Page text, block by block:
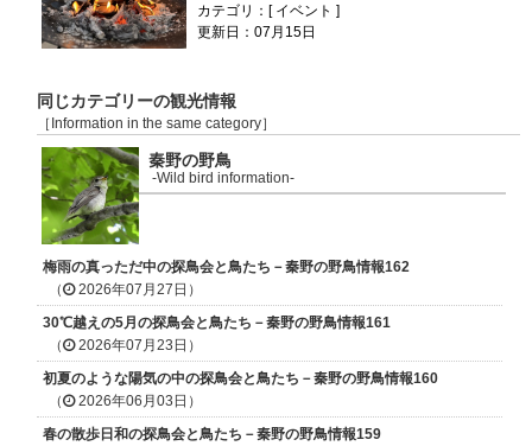
カテゴリ：[ イベント ]
更新日：07月15日
同じカテゴリーの観光情報
［Information in the same category］
秦野の野鳥
-Wild bird information-
梅雨の真っただ中の探鳥会と鳥たち－秦野の野鳥情報162
（
2026年07月27日）
30℃越えの5月の探鳥会と鳥たち－秦野の野鳥情報161
（
2026年07月23日）
初夏のような陽気の中の探鳥会と鳥たち－秦野の野鳥情報160
（
2026年06月03日）
春の散歩日和の探鳥会と鳥たち－秦野の野鳥情報159